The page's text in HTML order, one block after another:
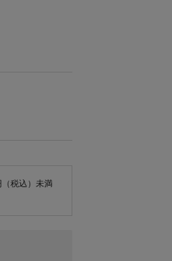
（税込）未満